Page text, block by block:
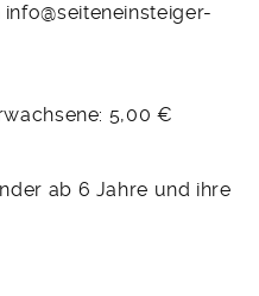
5,00 €
ab 6 Jahre und ihre